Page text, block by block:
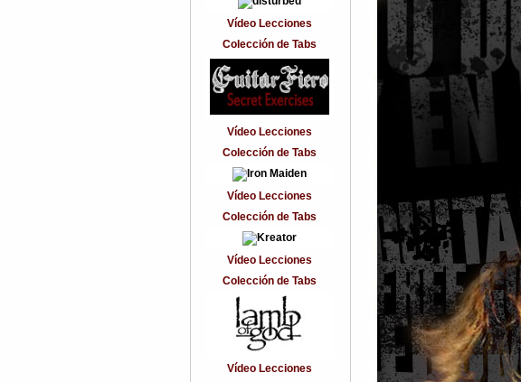
Vídeo Lecciones
Colección de Tabs
Vídeo Lecciones
Colección de Tabs
Vídeo Lecciones
Colección de Tabs
Vídeo Lecciones
Colección de Tabs
Vídeo Lecciones